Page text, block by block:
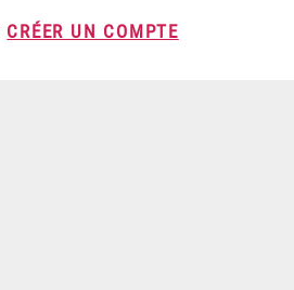
CRÉER UN COMPTE